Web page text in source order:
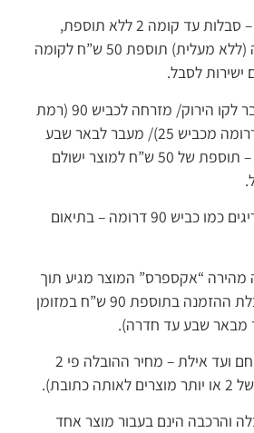
* בבתים ללא מעלית – סבלות עד קומה 2 ללא תוספת,
החל מקומה 3 והלאה (ללא מעלית) תוספת 50 ש”ח לקומה
לסבל.
* הובלה לישובים מעבר לקו הירוק/ מזרחה לכביש 90 (רמת
הגולן)/ בעוטף עזה (דרומה מכביש 25)/ מעבר לבאר שבע
(ערד, דימונה, ירוחם) – תוספת של 50 ש”ח למוצר ישולם
* הובלות לאיזורים חריגים כמו כביש 90 דרומה – בתיאום
“אקספרס” המוצר מגיע תוך
7 ימי עסקים מיום קבלת ההזמנה בתוספת 90 ש”ח במזומן
עד חדרה).
* הובלות דרומה מירוחם ועד אילת – מחיר ההובלה פי 2
הינם בעבור מוצר אחד